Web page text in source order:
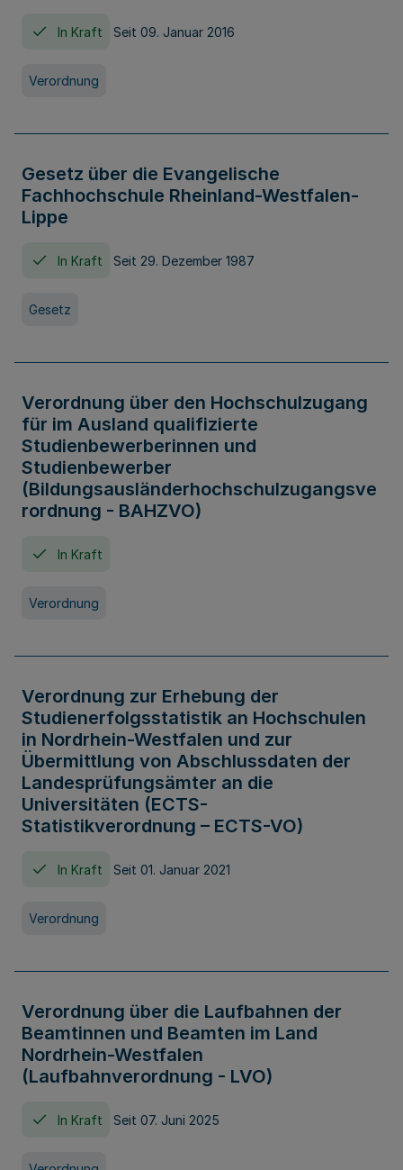
In Kraft Seit 09. Januar 2016
Verordnung
Gesetz über die Evangelische
Fachhochschule Rheinland-Westfalen-
Lippe
In Kraft Seit 29. Dezember 1987
Gesetz
Verordnung über den Hochschulzugang
für im Ausland qualifizierte
Studienbewerberinnen und
Studienbewerber
(Bildungsausländerhochschulzugangsve
rordnung - BAHZVO)
In Kraft
Verordnung
Verordnung zur Erhebung der
Studienerfolgsstatistik an Hochschulen
in Nordrhein-Westfalen und zur
Übermittlung von Abschlussdaten der
Landesprüfungsämter an die
Universitäten (ECTS-
Statistikverordnung – ECTS-VO)
In Kraft Seit 01. Januar 2021
Verordnung
Verordnung über die Laufbahnen der
Beamtinnen und Beamten im Land
Nordrhein-Westfalen
(Laufbahnverordnung - LVO)
In Kraft Seit 07. Juni 2025